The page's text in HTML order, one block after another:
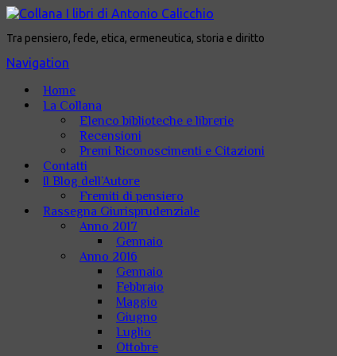
Tra pensiero, fede, etica, ermeneutica, storia e diritto
Navigation
Home
La Collana
Elenco biblioteche e librerie
Recensioni
Premi Riconoscimenti e Citazioni
Contatti
Il Blog dell’Autore
Fremiti di pensiero
Rassegna Giurisprudenziale
Anno 2017
Gennaio
Anno 2016
Gennaio
Febbraio
Maggio
Giugno
Luglio
Ottobre